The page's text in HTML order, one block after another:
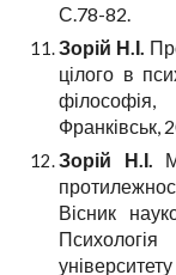
С.78-82.
Зорій Н.І.
цілого в
філософія,
Франківськ,
Зорій Н.І.
Вісник